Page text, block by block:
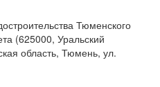
Тюменского
(625000, Уральский
область, Тюмень, ул.